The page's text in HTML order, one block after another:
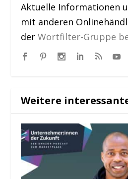
Aktuelle Informationen
mit anderen
derWortfilter-Gruppe
Weitere